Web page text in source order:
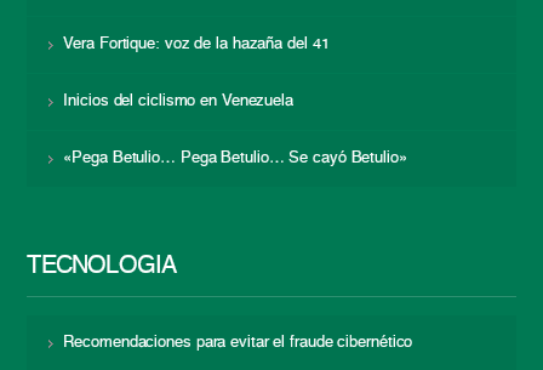
Vera Fortique: voz de la hazaña del 41
Inicios del ciclismo en Venezuela
«Pega Betulio… Pega Betulio… Se cayó Betulio»
TECNOLOGÍA
Recomendaciones para evitar el fraude cibernético